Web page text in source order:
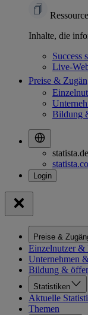
Inhalte, die
Success
Live-
Preise &
Bildung
statista.de
Preise &
Einzelnutzer &
Unternehmen
Bildung &
Statistiken
Aktuelle
Themen